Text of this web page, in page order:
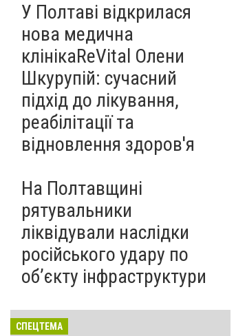
У Полтаві відкрилася
нова медична
клінікаReVital Олени
Шкурупій: сучасний
підхід до лікування,
реабілітації та
відновлення здоров'я
На Полтавщині
рятувальники
ліквідували наслідки
російського удару по
об’єкту інфраструктури
СПЕЦТЕМА